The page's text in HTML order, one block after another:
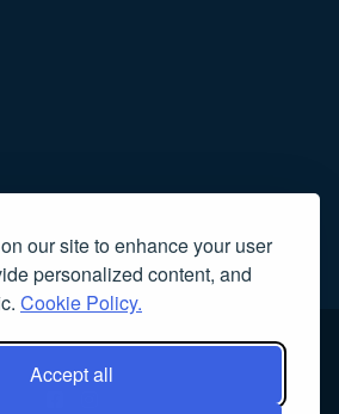
our site to enhance your user
personalized content, and
Cookie Policy.
Accept all